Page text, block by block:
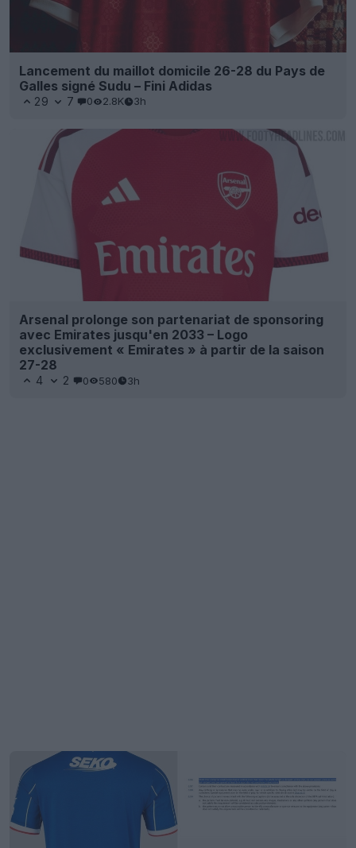
Lancement du maillot domicile 26-28 du Pays de
Galles signé Sudu – Fini Adidas
29 7 0 2.8K 3h
Arsenal prolonge son partenariat de sponsoring
avec Emirates jusqu'en 2033 – Logo
exclusivement « Emirates » à partir de la saison
27-28
4 2 0 580 3h